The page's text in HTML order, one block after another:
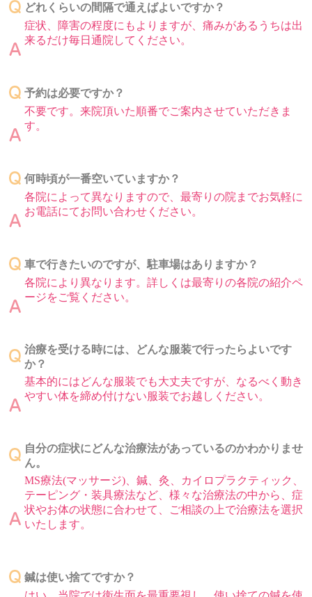
どれくらいの間隔で通えばよいですか？
症状、障害の程度にもよりますが、痛みがあるうちは出
来るだけ毎日通院してください。
予約は必要ですか？
不要です。来院頂いた順番でご案内させていただきま
す。
何時頃が一番空いていますか？
各院によって異なりますので、最寄りの院までお気軽に
お電話にてお問い合わせください。
車で行きたいのですが、駐車場はありますか？
各院により異なります。詳しくは最寄りの各院の紹介ペ
ージをご覧ください。
治療を受ける時には、どんな服装で行ったらよいです
か？
基本的にはどんな服装でも大丈夫ですが、なるべく動き
やすい体を締め付けない服装でお越しください。
自分の症状にどんな治療法があっているのかわかりませ
ん。
MS療法(マッサージ)、鍼、灸、カイロプラクティック、
テーピング・装具療法など、様々な治療法の中から、症
状やお体の状態に合わせて、ご相談の上で治療法を選択
いたします。
鍼は使い捨てですか？